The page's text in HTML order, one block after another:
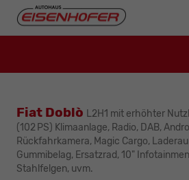
Fiat Doblò L2H1 mit erhöhter
(102 PS) Klimaanlage, Radio, DAB,
Rückfahrkamera, Magic Cargo,
Gummibelag, Ersatzrad, 10"
Stahlfelgen, uvm.